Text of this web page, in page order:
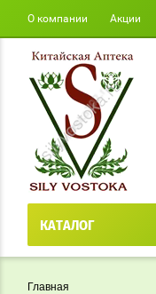
О компании Акции
КАТАЛОГ
Главная